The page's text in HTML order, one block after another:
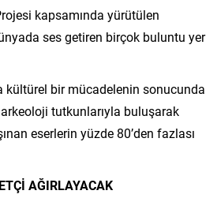
kapsamında yürütülen
ses getiren birçok buluntu yer
kültürel bir mücadelenin sonucunda
tutkunlarıyla buluşarak
eserlerin yüzde 80’den fazlası
AĞIRLAYACAK